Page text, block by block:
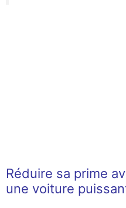
Réduire sa prime
une voiture